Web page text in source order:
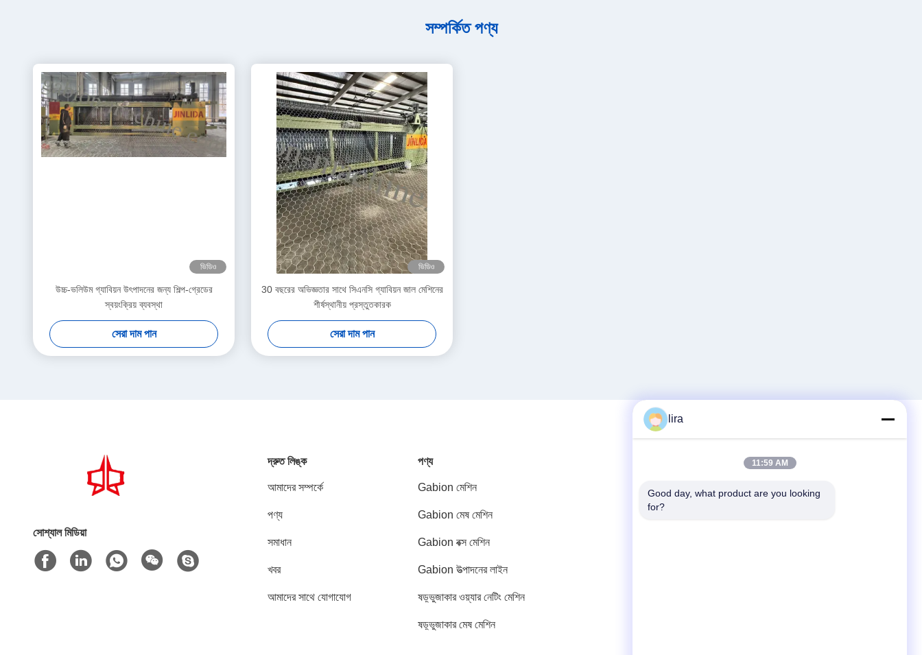
সম্পর্কিত পণ্য
ভিডিও
উচ্চ-ভলিউম গ্যাবিয়ন উৎপাদনের জন্য শিল্প-গ্রেডের
স্বয়ংক্রিয় ব্যবস্থা
সেরা দাম পান
ভিডিও
30 বছরের অভিজ্ঞতার সাথে সিএনসি গ্যাবিয়ন জাল মেশিনের
শীর্ষস্থানীয় প্রস্তুতকারক
সেরা দাম পান
সোশ্যাল মিডিয়া
দ্রুত লিঙ্ক
আমাদের সম্পর্কে
পণ্য
সমাধান
খবর
আমাদের সাথে যোগাযোগ
পণ্য
Gabion মেশিন
Gabion মেষ মেশিন
Gabion বক্স মেশিন
Gabion উত্পাদনের লাইন
ষড়্ভুজাকার ওয়্যার নেটিং মেশিন
ষড়্ভুজাকার মেষ মেশিন
টেলিফোন
lira
11:59 AM
Good day, what product are you looking
for?